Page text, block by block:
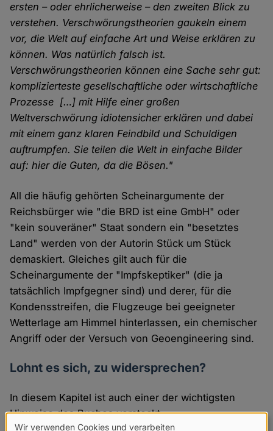
ersten – oder ehrlicherweise – den zweiten Blick zu
verstehen. Verschwörungstheorien gaukeln einem
vor, die Welt auf einfache Art und Weise erklären zu
können. Was natürlich falsch ist.
Verschwörungstheorien können eine Sache sehr gut:
komplizierteste gesellschaftliche oder wirtschaftliche
Prozesse […] mit Hilfe einer großen
Weltverschwörung idiotensicher erklären und dabei
mit einem ganz klaren Feindbild und Schuldigen
auftrumpfen. Sie teilen die Welt in einfache Bilder
auf: hier die Guten, da die Bösen."
All die häufig gehörten Scheinargumente der
Reichsbürger wie "die BRD ist eine GmbH" oder
"kein souveräner" Staat sondern ein "besetztes
Land" werden von der Autorin Stück um Stück
demaskiert. Gleiches gilt auch für die
Scheinargumente der "Impfskeptiker" (die ja
tatsächlich Impfgegner sind) und derer, für die
Kondensstreifen, die Flugzeuge bei geeigneter
Wetterlage am Himmel hinterlassen, ein chemischer
Angriff oder der Versuch von Geoengineering sind.
Lohnt es sich, zu widersprechen?
In diesem Kapitel ist auch einer der wichtigsten
Hinweise des Buches versteckt.
Wir verwenden Cookies und verarbeiten